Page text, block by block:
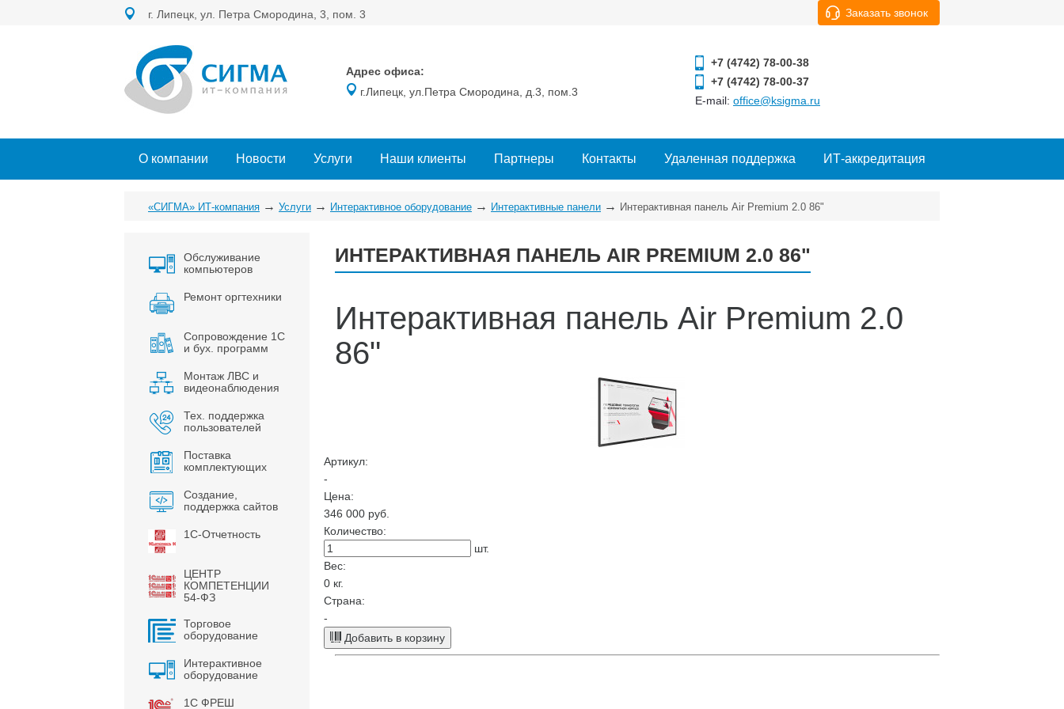
г. Липецк, ул. Петра Смородина, 3, пом. 3 Заказать звонок
Адрес офиса:
г.Липецк, ул.Петра Смородина, д.3, пом.3
+7 (4742) 78-00-38
+7 (4742) 78-00-37
E-mail: office@ksigma.ru
О компании Новости Услуги Наши клиенты Партнеры Контакты Удаленная поддержка ИТ-аккредитация
«СИГМА» ИТ-компания → Услуги → Интерактивное оборудование → Интерактивные панели → Интерактивная панель Air Premium 2.0 86"
Обслуживание
компьютеров
Ремонт оргтехники
Сопровождение 1С
и бух. программ
Монтаж ЛВС и
видеонаблюдения
Тех. поддержка
пользователей
Поставка
комплектующих
Создание,
поддержка сайтов
1С-Отчетность
ЦЕНТР
КОМПЕТЕНЦИИ
54-ФЗ
Торговое
оборудование
Интерактивное
оборудование
1С ФРЕШ
ИНТЕРАКТИВНАЯ ПАНЕЛЬ AIR PREMIUM 2.0 86"
Интерактивная панель Air Premium 2.0
86"
Артикул:
-
Цена:
346 000руб.
Количество:
шт.
Вес:
0кг.
Страна:
-
Добавить в корзину